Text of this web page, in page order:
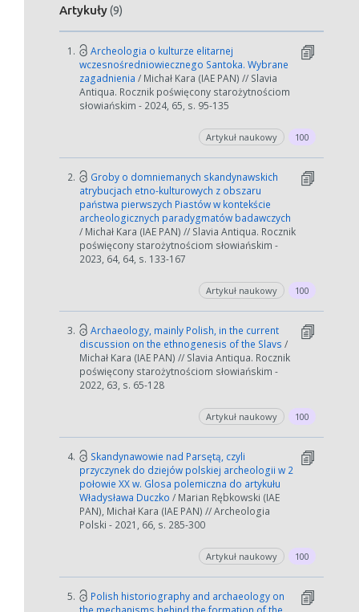
Artykuły(9)
1.
Archeologia o kulturze elitarnej
wczesnośredniowiecznego Santoka. Wybrane
zagadnienia / Michał Kara (IAE PAN) // Slavia
Antiqua. Rocznik poświęcony starożytnościom
słowiańskim - 2024, 65, s. 95-135
Artykuł naukowy 100
2.
Groby o domniemanych skandynawskich
atrybucjach etno-kulturowych z obszaru
państwa pierwszych Piastów w kontekście
archeologicznych paradygmatów badawczych
/ Michał Kara (IAE PAN) // Slavia Antiqua. Rocznik
poświęcony starożytnościom słowiańskim -
2023, 64, 64, s. 133-167
Artykuł naukowy 100
3.
Archaeology, mainly Polish, in the current
discussion on the ethnogenesis of the Slavs /
Michał Kara (IAE PAN) // Slavia Antiqua. Rocznik
poświęcony starożytnościom słowiańskim -
2022, 63, s. 65-128
Artykuł naukowy 100
4.
Skandynawowie nad Parsętą, czyli
przyczynek do dziejów polskiej archeologii w 2
połowie XX w. Glosa polemiczna do artykułu
Władysława Duczko / Marian Rębkowski (IAE
PAN), Michał Kara (IAE PAN) // Archeologia
Polski - 2021, 66, s. 285-300
Artykuł naukowy 100
5.
Polish historiography and archaeology on